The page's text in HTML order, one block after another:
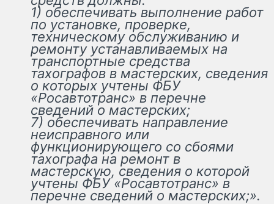
1) обеспечивать выполнение работ
по установке, проверке,
техническому обслуживанию и
ремонту устанавливаемых на
транспортные средства
тахографов в мастерских, сведения
о которых учтены ФБУ
«Росавтотранс» в перечне
сведений о мастерских;
7) обеспечивать направление
неисправного или
функционирующего со сбоями
тахографа на ремонт в
мастерскую, сведения о которой
учтены ФБУ «Росавтотранс» в
перечне сведений о мастерских;».